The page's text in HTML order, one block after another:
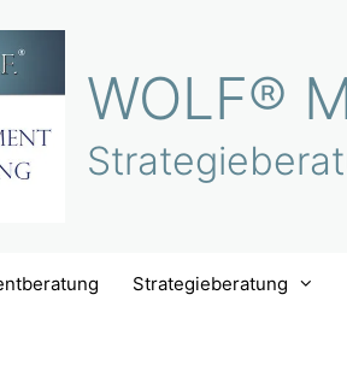
WOLF®
Strategieberatung